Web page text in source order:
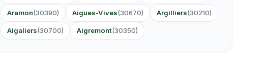
Aramon(30390) Aigues-Vives(30670) Argilliers(30210)
Aigaliers(30700) Aigremont(30350)